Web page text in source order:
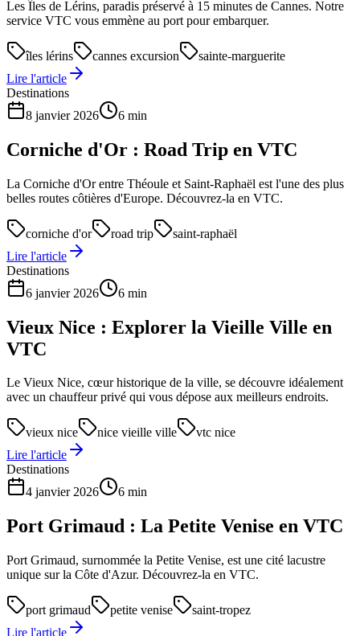
Les Îles de Lérins, paradis préservé à 15 minutes de Cannes. Notre
service VTC vous emmène au port pour embarquer.
îles lérins cannes excursion
sainte-marguerite
Lire l'article
Destinations
8 janvier 2026
6 min
Corniche d'Or : Road Trip en VTC
La Corniche d'Or entre Théoule et Saint-Raphaël est l'une des plus
belles routes côtières d'Europe. Découvrez-la en VTC.
corniche d'or road trip
saint-raphaël
Lire l'article
Destinations
6 janvier 2026
6 min
Vieux Nice : Explorer la Vieille Ville en
VTC
Le Vieux Nice, cœur historique de la ville, se découvre idéalement
avec un chauffeur privé qui vous dépose aux meilleurs endroits.
vieux nice nice vieille ville
vtc nice
Lire l'article
Destinations
4 janvier 2026
6 min
Port Grimaud : La Petite Venise en VTC
Port Grimaud, surnommée la Petite Venise, est une cité lacustre
unique sur la Côte d'Azur. Découvrez-la en VTC.
port grimaud petite venise
saint-tropez
Lire l'article